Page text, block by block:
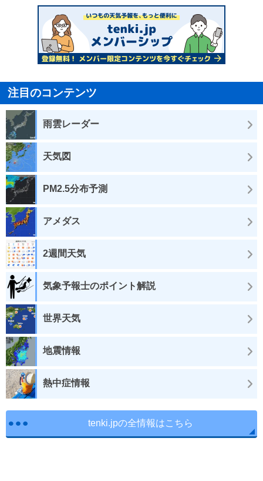
注目のコンテンツ
雨雲レーダー
天気図
PM2.5分布予測
アメダス
2週間天気
気象予報士のポイント解説
世界天気
地震情報
熱中症情報
tenki.jpの全情報はこちら